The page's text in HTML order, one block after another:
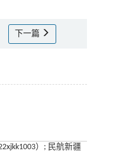
下一篇
）; 民航新疆